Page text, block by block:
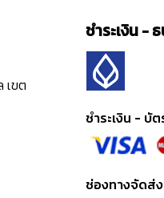
เขต
ชำระเงิน -
ชำระเงิน - บั
ช่องทางจัดส่ง